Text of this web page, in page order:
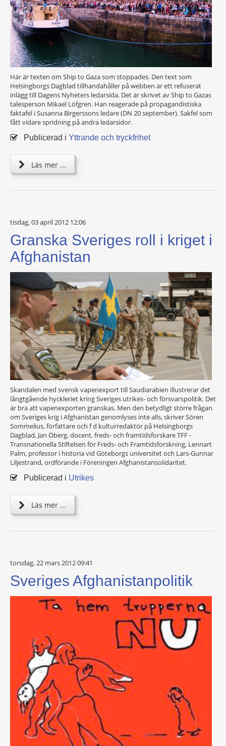
Här är texten om Ship to Gaza som stoppades. Den text som
Helsingborgs Dagblad tillhandahåller på webben är ett refuserat
inlägg till Dagens Nyheters ledarsida. Det är skrivet av Ship to Gazas
talesperson Mikael Löfgren. Han reagerade på propagandistiska
faktafel i Susanna Birgerssons ledare (DN 20 september). Sakfel som
fått vidare spridning på andra ledarsidor.
Publicerad i Yttrande och tryckfrihet
Läs mer ...
tisdag, 03 april 2012 12:06
Granska Sveriges roll i kriget i
Afghanistan
Skandalen med svensk vapenexport till Saudiarabien illustrerar det
långtgående hyckleriet kring Sveriges utrikes- och försvarspolitik. Det
är bra att vapenexporten granskas. Men den betydligt större frågan
om Sveriges krig i Afghanistan genomlyses inte alls, skriver Sören
Sommelius, författare och f d kulturredaktör på Helsingborgs
Dagblad, Jan Öberg, docent, freds- och framtidsforskare TFF -
Transnationella Stiftelsen för Freds- och Framtidsforskning, Lennart
Palm, professor i historia vid Göteborgs universitet och Lars-Gunnar
Liljestrand, ordförande i Föreningen Afghanistansolidaritet.
Publicerad i Utrikes
Läs mer ...
torsdag, 22 mars 2012 09:41
Sveriges Afghanistanpolitik